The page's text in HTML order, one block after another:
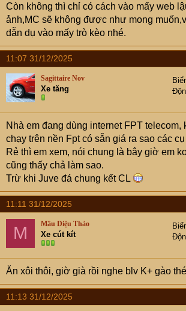
Còn không thì chỉ có cách vào mấy web
ảnh,MC sẽ không được như mong
dẫn dụ vào mấy trò kèo nhé.
11:07 31/12/2025
Sagittaire Nov
Xe tăng
Nhà em đang dùng internet FPT telecom,
chạy trên nền Fpt có sẵn giá ra sao các
Rẻ thì em xem, nói chung là bây giờ em
cũng thấy chả làm sao.
Trừ khi Juve đá chung kết CL
11:11 31/12/2025
M Mầu Diệu Thảo
Xe cút kít
Ăn xôi thôi, giờ già rồi nghe blv K+ gào
11:13 31/12/2025